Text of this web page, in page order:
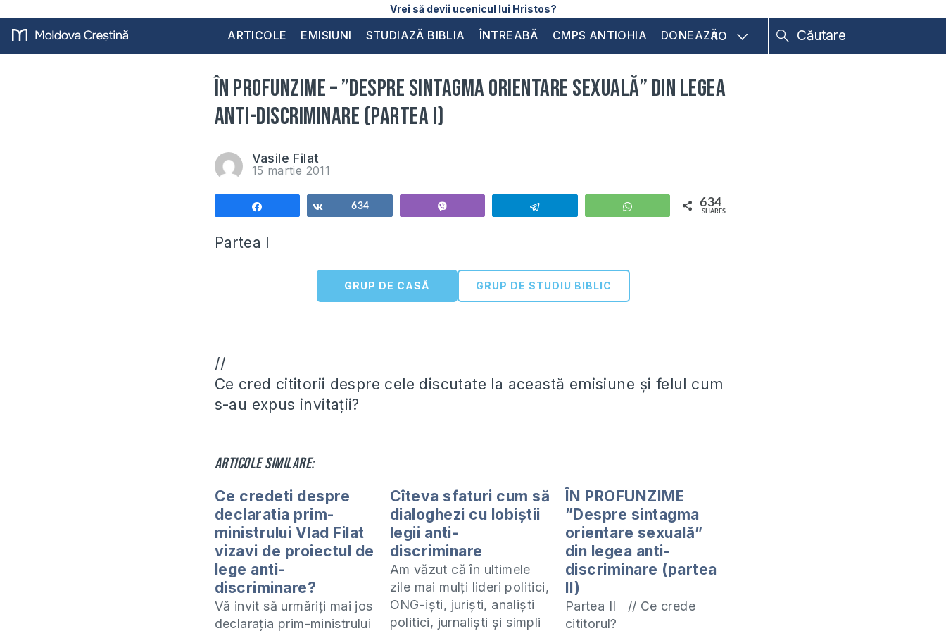
Vrei să devii ucenicul lui Hristos?
ARTICOLE EMISIUNI STUDIAZĂ BIBLIA ÎNTREABĂ CMPS ANTIOHIA DONEAZĂRO
ÎN PROFUNZIME – ”Despre sintagma orientare sexuală” din legea
anti-discriminare (partea I)
Vasile Filat
15 martie 2011
Share634 WhatsApp 634
SHARES
Partea I
GRUP DE CASĂ GRUP DE STUDIU BIBLIC
//
Ce cred cititorii despre cele discutate la această emisiune şi felul cum
s-au expus invitaţii?
Articole similare:
Ce credeti despre
declaratia prim-
ministrului Vlad Filat
vizavi de proiectul de
lege anti-
discriminare?
Vă invit să urmăriţi mai jos
declaraţia prim-ministrului
Cîteva sfaturi cum să
dialoghezi cu lobiştii
legii anti-
discriminare
Am văzut că în ultimele
zile mai mulţi lideri politici,
ONG-işti, jurişti, analişti
politici, jurnalişti şi simpli
ÎN PROFUNZIME
”Despre sintagma
orientare sexuală”
din legea anti-
discriminare (partea
II)
Partea II // Ce crede
cititorul?